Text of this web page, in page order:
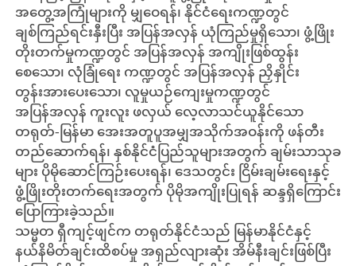
အတွေ့အကြုံများကို မျှဝေရန်၊ နိုင်ငံရေးကဏ္ဍတွင်
ချစ်ကြည်ရင်းနှီးပြီး အပြန်အလှန် ယုံကြည်မှုရှိသော၊ ဖွံ့ဖြိုး
တိုးတက်မှုကဏ္ဍတွင် အပြန်အလှန် အကျိုးဖြစ်ထွန်း
စေသော၊ လုံခြုံရေး ကဏ္ဍတွင် အပြန်အလှန် ညှိနှိုင်း
တွန်းအားပေးသော၊ လူမှုယဉ်ကျေးမှုကဏ္ဍတွင်
အပြန်အလှန် ကူးလူး ဖလှယ် လေ့လာသင်ယူနိုင်သော
တရုတ်-မြန်မာ အေးအတူပူအမျှအသိုက်အဝန်းကို ဖန်တီး
တည်ဆောက်ရန်၊ နှစ်နိုင်ငံပြည်သူများအတွက် ချမ်းသာသုခ
များ ပိုမိုဆောင်ကြဉ်းပေးရန်၊ ဒေသတွင်း ငြိမ်းချမ်းရေးနှင့်
ဖွံ့ဖြိုးတိုးတက်ရေးအတွက် ပိုမိုအကျိုးပြုရန် ဆန္ဒရှိကြောင်း
ပြောကြားခဲ့သည်။
သမ္မတ ရှီကျင့်ဖျင်က တရုတ်နိုင်ငံသည် မြန်မာနိုင်ငံနှင့်
နယ်နိမိတ်ချင်းထိစပ်မှု အရှည်လျားဆုံး အိမ်နီးချင်းဖြစ်ပြီး